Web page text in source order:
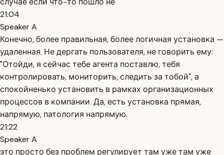
21:04
Speaker A
Конечно, более правильная, более логичная установка —
удаленная. Не дергать пользователя, не говорить ему:
"Отойди, я сейчас тебе агента поставлю, тебя
контролировать, мониторить, следить за тобой", а
спокойненько установить в рамках организационных
процессов в компании. Да, есть установка прямая,
напрямую, патология напрямую.
21:22
Speaker A
это просто без проблем регулирует там уже там уже